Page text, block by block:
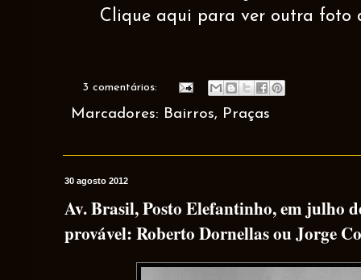
Clique aqui para ver outra foto
3 comentários:
Marcadores: Bairros, Praças
30 agosto 2012
Av. Brasil, Posto Elefantinho, em julho
provável: Roberto Dornellas ou Jorge